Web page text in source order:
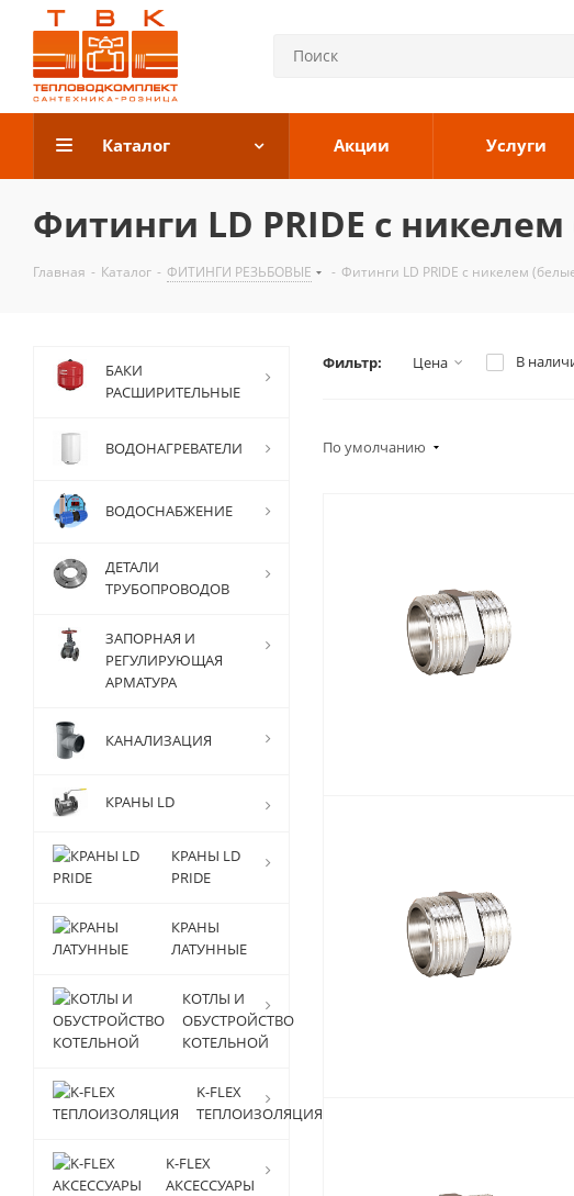
Каталог Акции Услуги
Фитинги LD PRIDE с
Главная - Каталог - ФИТИНГИ РЕЗЬБОВЫЕ - Фитинги LD PRIDE с никелем
Фильтр: Цена В
По умолчанию
БАКИ
РАСШИРИТЕЛЬНЫЕ
ВОДОНАГРЕВАТЕЛИ
ВОДОСНАБЖЕНИЕ
ДЕТАЛИ
ТРУБОПРОВОДОВ
ЗАПОРНАЯ И
РЕГУЛИРУЮЩАЯ
АРМАТУРА
КАНАЛИЗАЦИЯ
КРАНЫ LD
КРАНЫ LD
PRIDE
КРАНЫ
ЛАТУННЫЕ
КОТЛЫ И
ОБУСТРОЙСТВО
КОТЕЛЬНОЙ
K-FLEX
ТЕПЛОИЗОЛЯЦИЯ
K-FLEX
АКСЕССУАРЫ